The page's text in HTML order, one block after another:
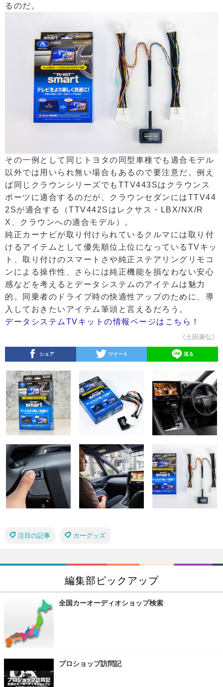
るのだ。
その一例として同じトヨタの同型車種でも適合モデル
以外では用いられ無い場合もあるので要注意だ。例え
ば同じクラウンシリーズでもTTV443Sはクラウンス
ポーツに適合するのだが、クラウンセダンにはTTV44
2Sが適合する（TTV442Sはレクサス・LBX/NX/R
X、クラウンへの適合モデル）。
純正カーナビが取り付けられているクルマには取り付
けるアイテムとして優先順位上位になっているTVキッ
ト、取り付けのスマートさや純正ステアリングリモコ
ンによる操作性、さらには純正機能を損なわない安心
感などを考えるとデータシステムのアイテムは魅力
的。同乗者のドライブ時の快適性アップのために、導
入しておきたいアイテム筆頭と言えるだろう。
データシステムTVキットの情報ページはこちら！
《土田康弘》
シェア ツイート 送る
注目の記事 カーグッズ
編集部ピックアップ
全国カーオーディオショップ検索
プロショップ訪問記